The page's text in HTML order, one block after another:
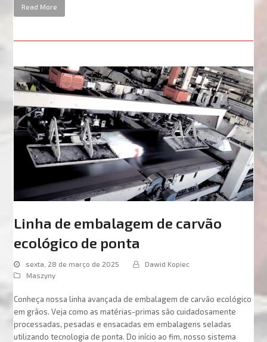
Read More
Linha de embalagem de carvão
ecológico de ponta
sexta, 28 de março de 2025
Dawid Kopiec
Maszyny
Conheça nossa linha avançada de embalagem de carvão ecológico
em grãos. Veja como as matérias-primas são cuidadosamente
processadas, pesadas e ensacadas em embalagens seladas
utilizando tecnologia de ponta. Do início ao fim, nosso sistema